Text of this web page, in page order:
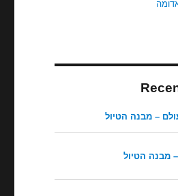
– מבנה הטיול
מבנה הטיול